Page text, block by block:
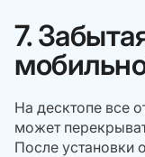
7.
На десктопе все
может
После установки